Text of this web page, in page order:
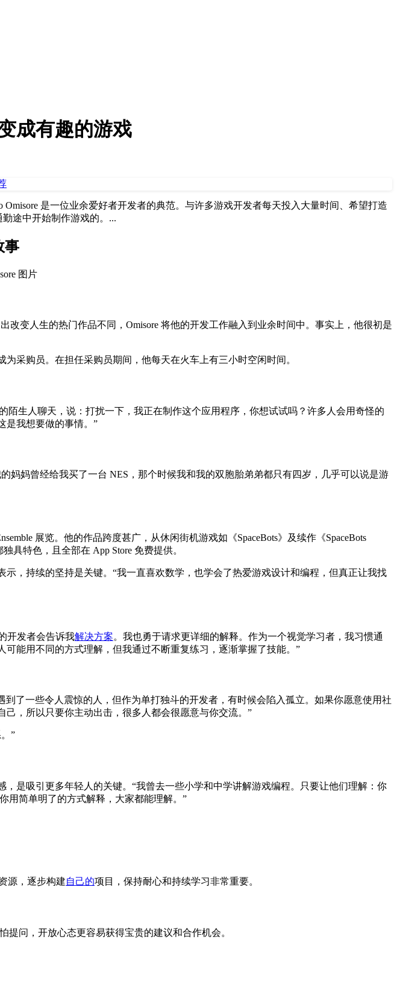
成有趣的游戏
是一位业余爱好者开发者的典范。与许多游戏开发者每天投入大量时间、希望打造
途中开始制作游戏的。...
事
变人生的热门作品不同，Omisore 将他的开发工作融入到业余时间中。事实上，他很初是
采购员。在担任采购员期间，他每天在火车上有三小时空闲时间。
陌生人聊天，说：打扰一下，我正在制作这个应用程序，你想试试吗？许多人会用奇怪的
是我想要做的事情。”
的妈妈曾经给我买了一台 NES，那个时候我和我的双胞胎弟弟都只有四岁，几乎可以说是游
展览。他的作品跨度甚广，从休闲街机游戏如《SpaceBots》及续作《SpaceBots
具特色，且全部在 App Store 免费提供。
，持续的坚持是关键。“我一直喜欢数学，也学会了热爱游戏设计和编程，但真正让我找
开发者会告诉我解决方案。我也勇于请求更详细的解释。作为一个视觉学习者，我习惯通
能用不同的方式理解，但我通过不断重复练习，逐渐掌握了技能。”
了一些令人震惊的人，但作为单打独斗的开发者，有时候会陷入孤立。如果你愿意使用社
，所以只要你主动出击，很多人都会很愿意与你交流。”
”
是吸引更多年轻人的关键。“我曾去一些小学和中学讲解游戏编程。只要让他们理解：你
用简单明了的方式解释，大家都能理解。”
源，逐步构建自己的项目，保持耐心和持续学习非常重要。
提问，开放心态更容易获得宝贵的建议和合作机会。